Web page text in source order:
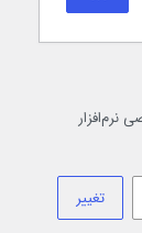
نرم‌افزار